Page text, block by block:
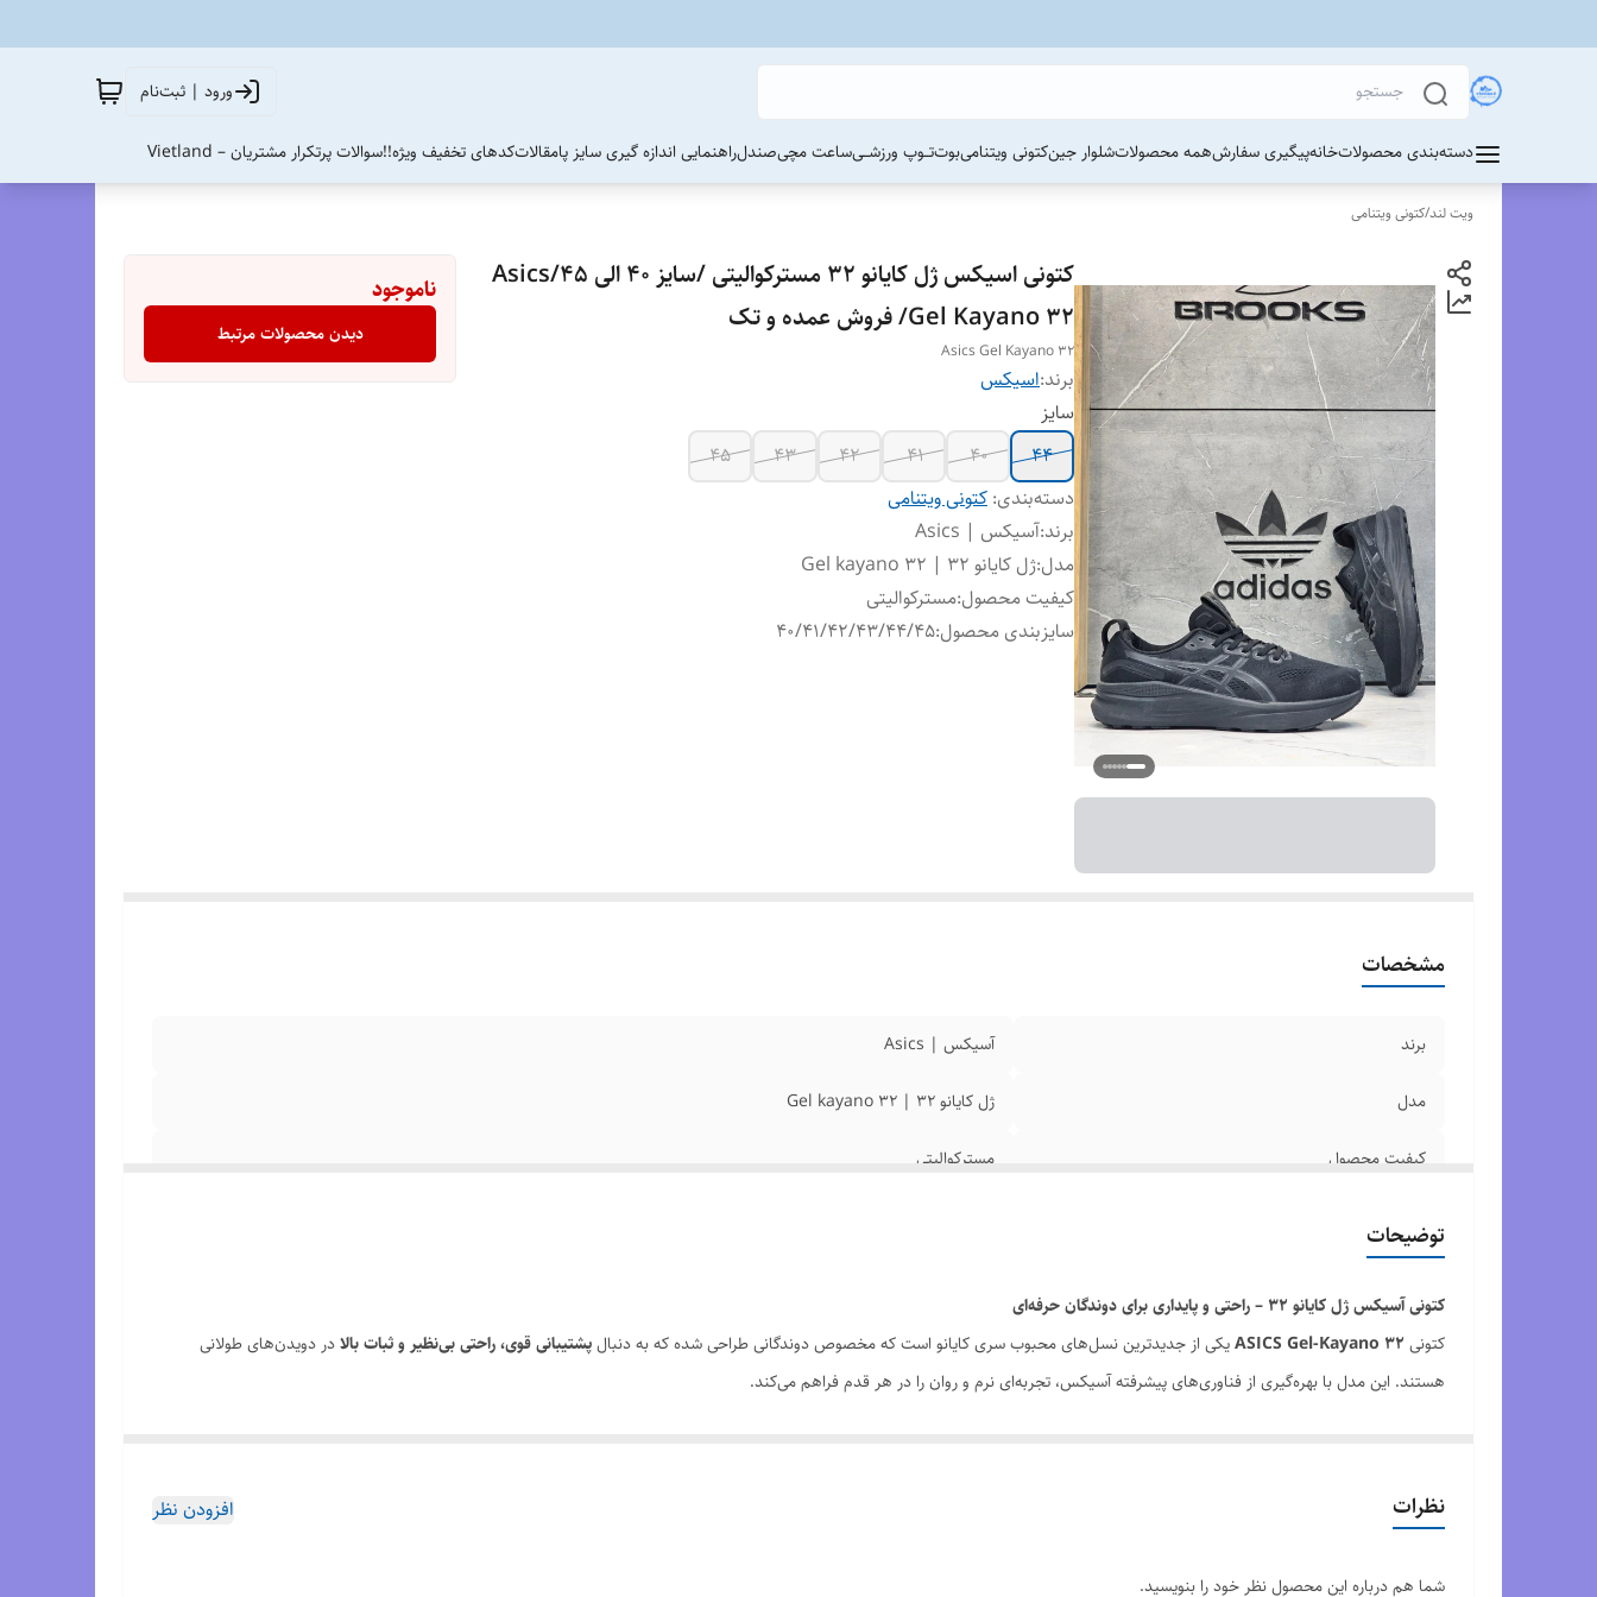
ورود | ثبت‌نام
دسته‌بندی محصولاتخانهپیگیری سفارشهمه محصولاتشلوار جینکتونی ویتنامیبوتتــوپ ورزشــیساعت مچیصندلراهنمایی اندازه گیری سایز پامقالاتکدهای تخفیف ویژه!!سوالات پرتکرار مشتریان – Vietland
ویت لند/کتونی ویتنامی
کتونی اسیکس ژل کایانو 32 مسترکوالیتی /سایز 40 الی 45/Asics
Gel Kayano 32/ فروش عمده و تک
Asics Gel Kayano 32
برند:اسیکس
سایز
44
40
41
42
43
45
دسته‌بندی: کتونی ویتنامی
برند:آسیکس | Asics
مدل:ژل کایانو 32 | Gel kayano 32
کیفیت محصول:مسترکوالیتی
سایزبندی محصول:
40/41/42/43/44/45
ناموجود
دیدن محصولات مرتبط
مشخصات
برند آسیکس | Asics
مدل ژل کایانو 32 | Gel kayano 32
کیفیت محصول مسترکوالیتی
توضیحات
کتونی آسیکس ژل کایانو 32 – راحتی و پایداری برای دوندگان حرفه‌ای
کتونی ASICS Gel-Kayano 32یکی از جدیدترین نسل‌های محبوب سری کایانو است که مخصوص دوندگانی طراحی شده که به دنبالپشتیبانی قوی، راحتی بی‌نظیر و ثبات بالادر دویدن‌های طولانی
هستند. این مدل با بهره‌گیری از فناوری‌های پیشرفته آسیکس، تجربه‌ای نرم و روان را در هر قدم فراهم می‌کند.
این کتونی انتخابی عالی برای
ویژگی‌های کلیدی کتونی ASICS Gel-Kayano 32:
نظرات افزودن نظر
شما هم درباره این محصول نظر خود را بنویسید.